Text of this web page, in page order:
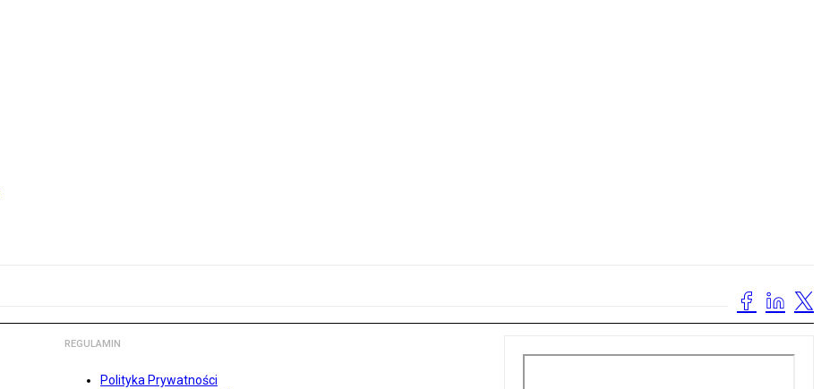
REGULAMIN
Polityka Prywatności